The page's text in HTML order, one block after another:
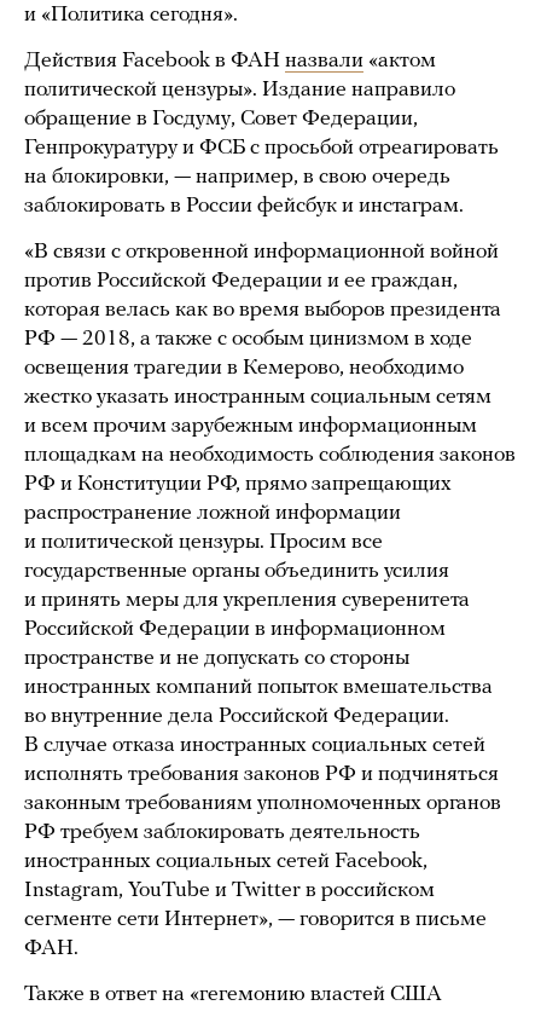
и «Политика сегодня».
Действия Facebook в ФАН назвали «актом
политической цензуры». Издание направило
обращение в Госдуму, Совет Федерации,
Генпрокуратуру и ФСБ с просьбой отреагировать
на блокировки, — например, в свою очередь
заблокировать в России фейсбук и инстаграм.
«В связи с откровенной информационной войной
против Российской Федерации и ее граждан,
которая велась как во время выборов президента
РФ — 2018, а также с особым цинизмом в ходе
освещения трагедии в Кемерово, необходимо
жестко указать иностранным социальным сетям
и всем прочим зарубежным информационным
площадкам на необходимость соблюдения законов
РФ и Конституции РФ, прямо запрещающих
распространение ложной информации
и политической цензуры. Просим все
государственные органы объединить усилия
и принять меры для укрепления суверенитета
Российской Федерации в информационном
пространстве и не допускать со стороны
иностранных компаний попыток вмешательства
во внутренние дела Российской Федерации.
В случае отказа иностранных социальных сетей
исполнять требования законов РФ и подчиняться
законным требованиям уполномоченных органов
РФ требуем заблокировать деятельность
иностранных социальных сетей Facebook,
Instagram, YouTube и Twitter в российском
сегменте сети Интернет», — говорится в письме
ФАН.
Также в ответ на «гегемонию властей США